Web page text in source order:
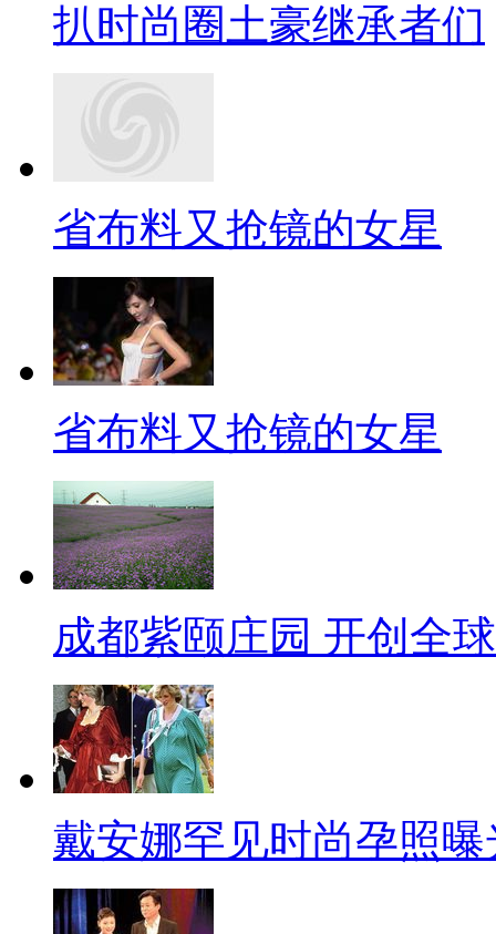
扒时尚圈土豪继承者们
省布料又抢镜的女星
省布料又抢镜的女星
成都紫颐庄园 开创全
戴安娜罕见时尚孕照